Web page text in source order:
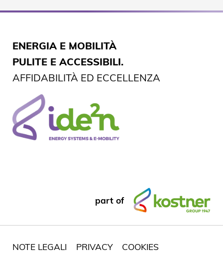
ENERGIA E MOBILITÀ
PULITE E ACCESSIBILI.
AFFIDABILITÀ ED ECCELLENZA
part of
NOTE LEGALI PRIVACY
COOKIES